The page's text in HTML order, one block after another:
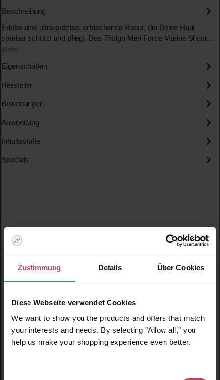
Zustimmung Details Über Cookies
Diese Webseite verwendet Cookies
We want to show you the products and offers that match
your interests and needs. By selecting "Allow all," you
help us make your shopping experience even better.
Beschreibung
Erlebe eine ultra-präzise, erfrischende Rasur, die Deine Haut
spürbar schützt und pflegt. Das Thalgo Men Force Marine Shavi…
Mehr
Eigenschaften
Hersteller
Bewertungen
Anwendung
Inhaltsstoffe
Specials